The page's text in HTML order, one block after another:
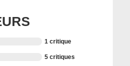
1 critique
5 critiques